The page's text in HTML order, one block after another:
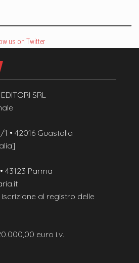
us on Twitter
SRL
• 42016 Guastalla
43123 Parma
iscrizione al registro delle
euro i.v.